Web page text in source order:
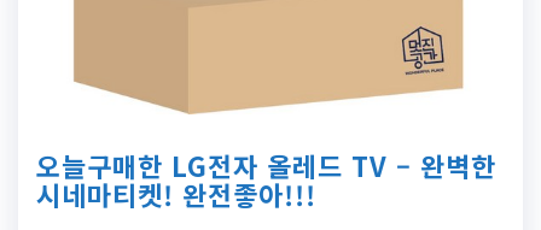
오늘구매한 LG전자 올레드 TV – 완벽한
시네마티켓! 완전좋아!!!